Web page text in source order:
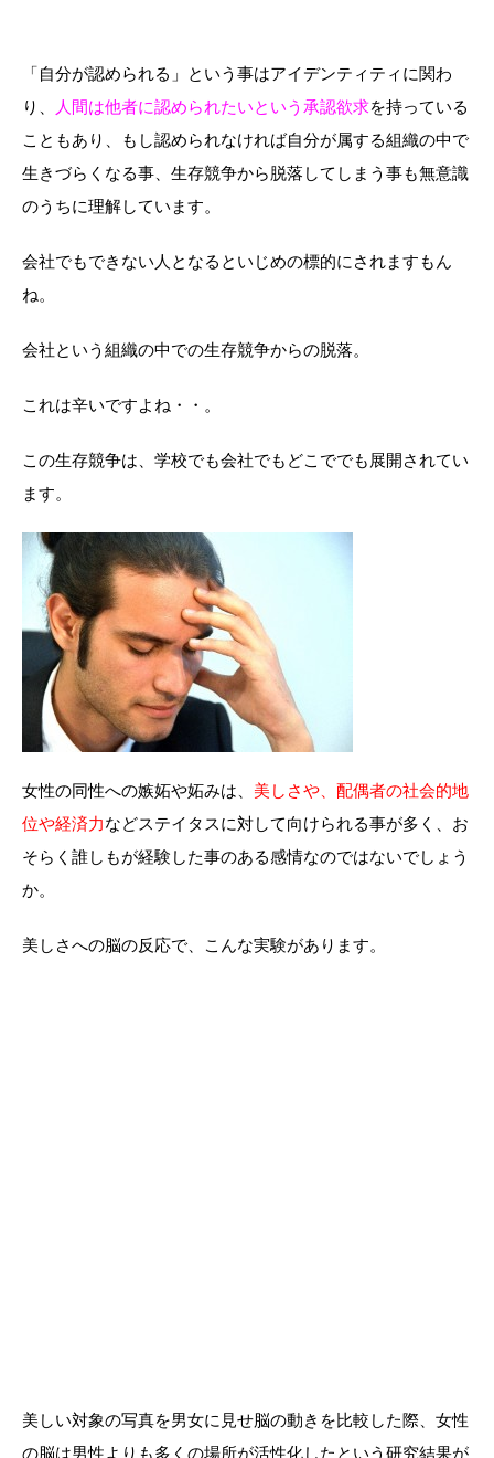
「自分が認められる」という事はアイデンティティに関わ
り、 人間は他者に認められたいという承認欲求を持っている
こともあり、もし認められなければ自分が属する組織の中で
生きづらくなる事、生存競争から脱落してしまう事も無意識
のうちに理解しています。
会社でもできない人となるといじめの標的にされますもん
ね。
会社という組織の中での生存競争からの脱落。
これは辛いですよね・・。
この生存競争は、学校でも会社でもどこででも展開されてい
ます。
女性の同性への嫉妬や妬みは、 美しさや、配偶者の社会的地
位や経済力などステイタスに対して向けられる事が多く、お
そらく誰しもが経験した事のある感情なのではないでしょう
か。
美しさへの脳の反応で、こんな実験があります。
美しい対象の写真を男女に見せ脳の動きを比較した際、女性
の脳は男性よりも多くの場所が活性化したという研究結果が